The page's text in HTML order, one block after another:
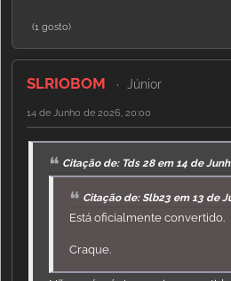
(1 gosto)
SLRIOBOM Júnior
14 de Junho de 2026, 20:00
Citação de: Tds 28 em 14 de
Citação de: Slb23 em 13 de
Está oficialmente convertido.
Craque.